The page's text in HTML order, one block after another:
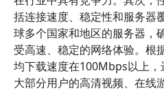
括连接速度、稳定性和服务器
球多个国家和地区的服务器，
受高速、稳定的网络体验。根
均下载速度在100Mbps以上
大部分用户的高清视频、在线